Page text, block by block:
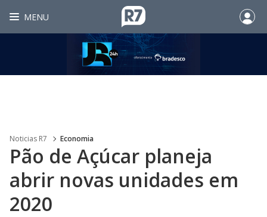
MENU
Noticias R7 Economia
Pão de Açúcar planeja
abrir novas unidades em
2020